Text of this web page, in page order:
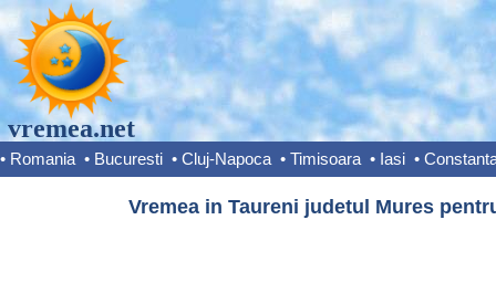
vremea.net
• Romania • Bucuresti • Cluj-Napoca • Timisoara • Iasi •
Vremea in Taureni judetul Mures